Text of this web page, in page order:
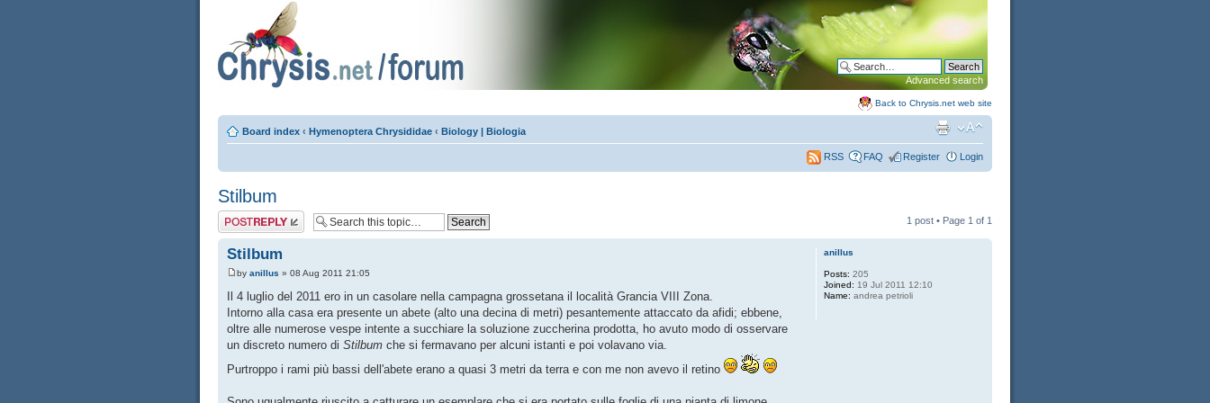
Advanced search
Back to Chrysis.net web site
Board index ‹ Hymenoptera Chrysididae ‹ Biology | Biologia
RSS FAQ Register Login
Stilbum
Post a reply 1 post • Page 1 of 1
Stilbum
by anillus » 08 Aug 2011 21:05
Il 4 luglio del 2011 ero in un casolare nella campagna grossetana il località Grancia VIII Zona.
Intorno alla casa era presente un abete (alto una decina di metri) pesantemente attaccato da afidi; ebbene,
oltre alle numerose vespe intente a succhiare la soluzione zuccherina prodotta, ho avuto modo di osservare
un discreto numero di Stilbum che si fermavano per alcuni istanti e poi volavano via.
Purtroppo i rami più bassi dell'abete erano a quasi 3 metri da terra e con me non avevo il retino
anillus
Posts: 205
Joined: 19 Jul 2011 12:10
Name: andrea petrioli